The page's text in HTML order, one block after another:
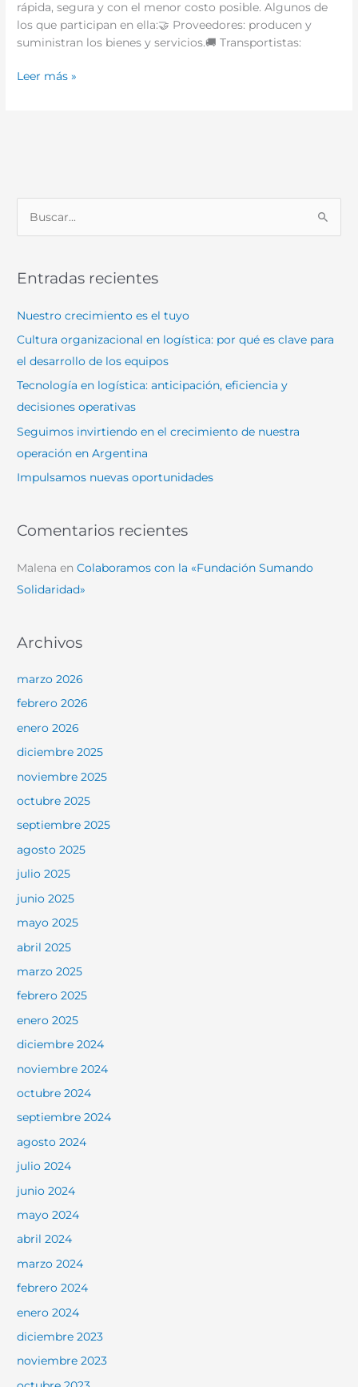
rápida, segura y con el menor costo posible. Algunos de
los que participan en ella:🤝 Proveedores: producen y
suministran los bienes y servicios.🚚 Transportistas:
Leer más »
c
r
:
Entradas recientes
Nuestro crecimiento es el tuyo
Cultura organizacional en logística: por qué es clave para
el desarrollo de los equipos
Tecnología en logística: anticipación, eficiencia y
decisiones operativas
Seguimos invirtiendo en el crecimiento de nuestra
operación en Argentina
Impulsamos nuevas oportunidades
Comentarios recientes
Malena enColaboramos con la «Fundación Sumando
Solidaridad»
Archivos
marzo 2026
febrero 2026
enero 2026
diciembre 2025
noviembre 2025
octubre 2025
septiembre 2025
agosto 2025
julio 2025
junio 2025
mayo 2025
abril 2025
marzo 2025
febrero 2025
enero 2025
diciembre 2024
noviembre 2024
octubre 2024
septiembre 2024
agosto 2024
julio 2024
junio 2024
mayo 2024
abril 2024
marzo 2024
febrero 2024
enero 2024
diciembre 2023
noviembre 2023